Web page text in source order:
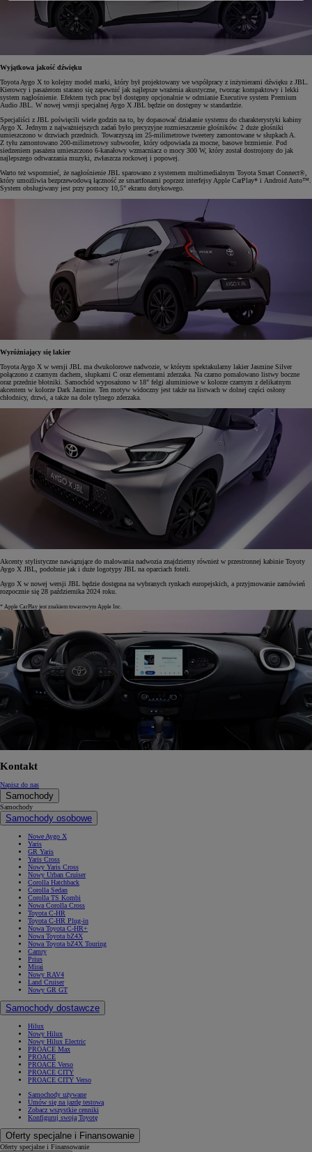
Wyjątkowa jakość dźwięku
Toyota Aygo X to kolejny model marki, który był projektowany we współpracy z inżynierami dźwięku z JBL.
Kierowcy i pasażerom starano się zapewnić jak najlepsze wrażenia akustyczne, tworząc kompaktowy i lekki
system nagłośnienie. Efektem tych prac był dostępny opcjonalnie w odmianie Executive system Premium
Audio JBL. W nowej wersji specjalnej Aygo X JBL będzie on dostępny w standardzie.
Specjaliści z JBL poświęcili wiele godzin na to, by dopasować działanie systemu do charakterystyki kabiny
Aygo X. Jednym z najważniejszych zadań było precyzyjne rozmieszczenie głośników. 2 duże głośniki
umieszczono w drzwiach przednich. Towarzyszą im 25-milimetrowe tweetery zamontowane w słupkach A.
Z tyłu zamontowano 200-milimetrowy subwoofer, który odpowiada za mocne, basowe brzmienie. Pod
siedzeniem pasażera umieszczono 6-kanałowy wzmacniacz o mocy 300 W, który został dostrojony do jak
najlepszego odtwarzania muzyki, zwłaszcza rockowej i popowej.
Warto też wspomnieć, że nagłośnienie JBL sparowano z systemem multimedialnym Toyota Smart Connect®,
który umożliwia bezprzewodową łączność ze smartfonami poprzez interfejsy Apple CarPlay* i Android Auto™.
System obsługiwany jest przy pomocy 10,5" ekranu dotykowego.
Wyróżniający się lakier
Toyota Aygo X w wersji JBL ma dwukolorowe nadwozie, w którym spektakularny lakier Jasmine Silver
połączono z czarnym dachem, słupkami C oraz elementami zderzaka. Na czarno pomalowano listwy boczne
oraz przednie błotniki. Samochód wyposażono w 18" felgi aluminiowe w kolorze czarnym z delikatnym
akcentem w kolorze Dark Jasmine. Ten motyw widoczny jest także na listwach w dolnej części osłony
chłodnicy, drzwi, a także na dole tylnego zderzaka.
Akcenty stylistyczne nawiązujące do malowania nadwozia znajdziemy również w przestronnej kabinie Toyoty
Aygo X JBL, podobnie jak i duże logotypy JBL na oparciach foteli.
Aygo X w nowej wersji JBL będzie dostępna na wybranych rynkach europejskich, a przyjmowanie zamówień
rozpocznie się 28 października 2024 roku.
* Apple CarPlay jest znakiem towarowym Apple Inc.
Kontakt
Napisz do nas
Samochody
Samochody
Samochody osobowe
Nowe Aygo X
Yaris
GR Yaris
Yaris Cross
Nowy Yaris Cross
Nowy Urban Cruiser
Corolla Hatchback
Corolla Sedan
Corolla TS Kombi
Nowa Corolla Cross
Toyota C-HR
Toyota C-HR Plug-in
Nowa Toyota C-HR+
Nowa Toyota bZ4X
Nowa Toyota bZ4X Touring
Camry
Prius
Mirai
Nowy RAV4
Land Cruiser
Nowy GR GT
Samochody dostawcze
Hilux
Nowy Hilux
Nowy Hilux Electric
PROACE Max
PROACE
PROACE Verso
PROACE CITY
PROACE CITY Verso
Samochody używane
Umów się na jazdę testową
Zobacz wszystkie cenniki
Konfiguruj swoją Toyotę
Oferty specjalne i Finansowanie
Oferty specjalne i Finansowanie